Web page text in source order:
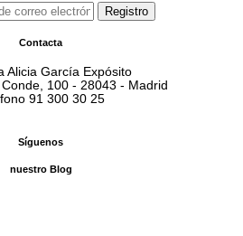
Contacta
Alicia García Expósito
100 - 28043 - Madrid
91 300 30 25
Síguenos
nuestro Blog